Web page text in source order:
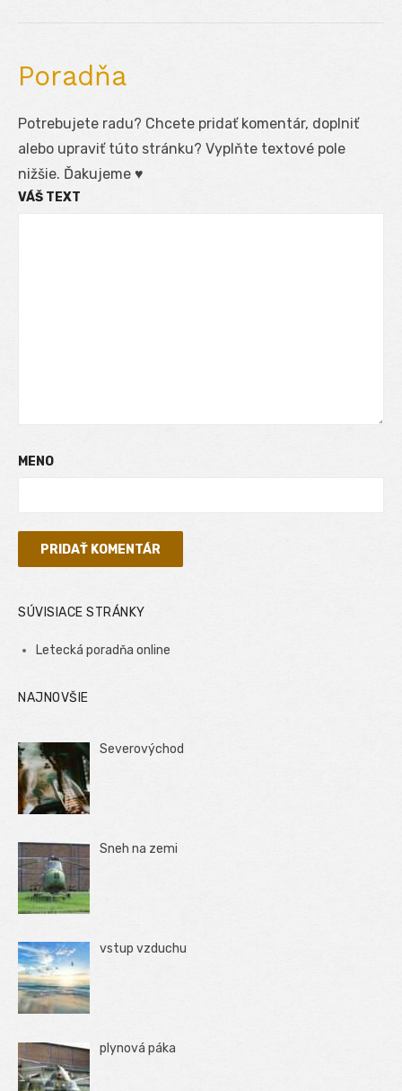
Poradňa
Potrebujete radu? Chcete pridať komentár, doplniť
alebo upraviť túto stránku? Vyplňte textové pole
nižšie. Ďakujeme ♥
VÁŠ TEXT
MENO
SÚVISIACE STRÁNKY
Letecká poradňa online
NAJNOVŠIE
Severovýchod
Sneh na zemi
vstup vzduchu
plynová páka